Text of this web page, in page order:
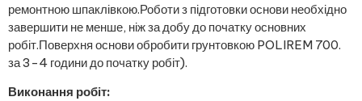
ремонтною шпаклівкою.Роботи з підготовки основи необхідно
завершити не менше, ніж за добу до початку основних
робіт.Поверхня основи обробити грунтовкою POLIREM 700.
за 3-4 години до початку робіт).
Виконання робіт: